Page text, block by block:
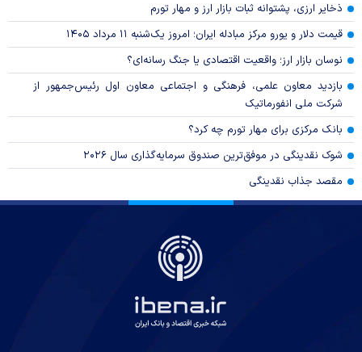
ذخایر ارزی، پشتوانه ثبات بازار ارز و مهار تورم
قیمت دلار و یورو مرکز مبادله ایران؛ امروز یک‌شنبه ۱۱ مرداد ۱۴۰۵
نوسان بازار ارز؛ واقعیت اقتصادی یا جنگ رسانه‌ای؟
بازدید معاون علمی، فرهنگی و اجتماعی معاون اول رئیس‌جمهور از
شرکت ملی انفورماتیک
بانک مرکزی برای مهار تورم چه کرد؟
شوک نقدینگی در موفق‌ترین صندوق سرمایه‌گذاری سال ۲۰۲۶
مقصد جذاب نقدینگی